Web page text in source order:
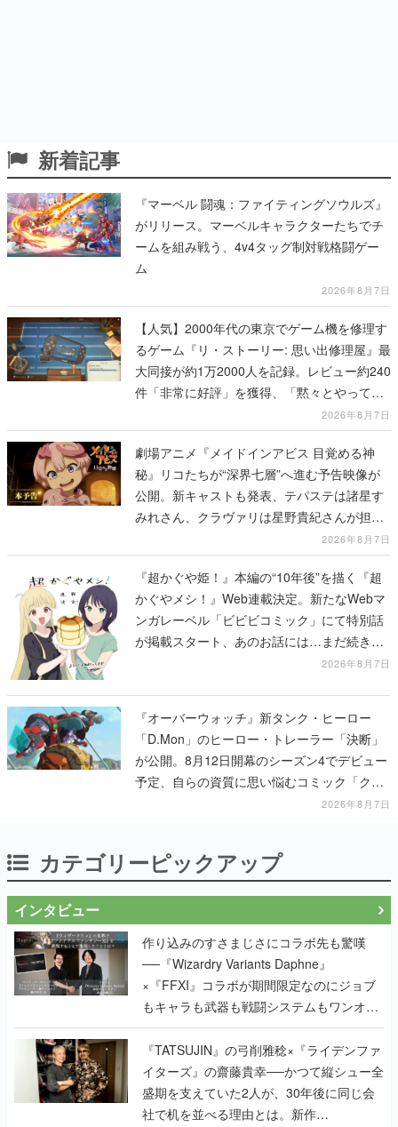
新着記事
『マーベル 闘魂：ファイティングソウルズ』
がリリース。マーベルキャラクターたちでチ
ームを組み戦う、4v4タッグ制対戦格闘ゲー
ム
2026年8月7日
【人気】2000年代の東京でゲーム機を修理す
るゲーム『リ・ストーリー: 思い出修理屋』最
大同接が約1万2000人を記録。レビュー約240
件「非常に好評」を獲得、「黙々とやってし
2026年8月7日
劇場アニメ『メイドインアビス 目覚める神
秘』リコたちが“深界七層”へ進む予告映像が
公開。新キャストも発表、テパステは諸星す
みれさん、クラヴァリは星野貴紀さんが担当
2026年8月7日
『超かぐや姫！』本編の“10年後”を描く『超
かぐやメシ！』Web連載決定。新たなWebマ
ンガレーベル「ビビビコミック」にて特別話
が掲載スタート、あのお話には…まだ続きが
2026年8月7日
『オーバーウォッチ』新タンク・ヒーロー
「D.Mon」のヒーロー・トレーラー「決断」
が公開。8月12日開幕のシーズン4でデビュー
予定、自らの資質に思い悩むコミック「クロ
2026年8月7日
カテゴリーピックアップ
インタビュー
作り込みのすさまじさにコラボ先も驚嘆
──『Wizardry Variants Daphne』
×『FFXI』コラボが期間限定なのにジョブ
もキャラも武器も戦闘システムもワンオフ
で作り込まれた理由を両ディレクターに聞
く
『TATSUJIN』の弓削雅稔×『ライデンファ
イターズ』の齋藤貴幸──かつて縦シュー全
盛期を支えていた2人が、30年後に同じ会
社で机を並べる理由とは。新作